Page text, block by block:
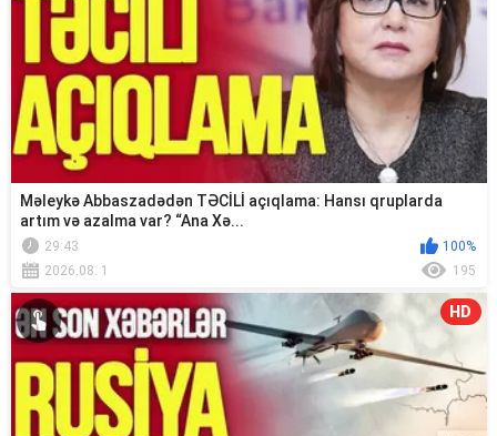
Məleykə Abbaszadədən TƏCİLİ açıqlama: Hansı qruplarda
artım və azalma var? “Ana Xə...
29:43
100%
2026.08. 1
195
HD